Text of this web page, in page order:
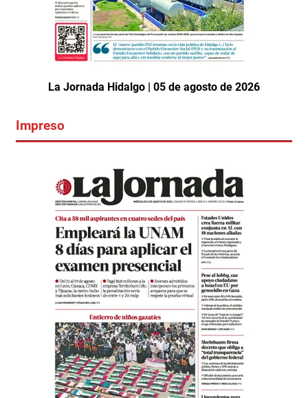
La Jornada Hidalgo | 05 de agosto de 2026
Impreso